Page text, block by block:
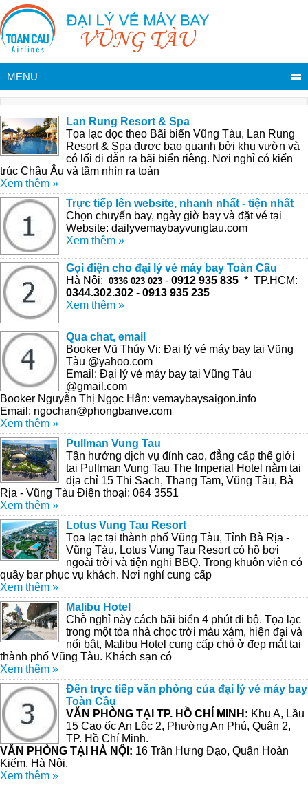
MENU
Lan Rung Resort & Spa
Tọa lạc dọc theo Bãi biển Vũng Tàu, Lan Rung
Resort & Spa được bao quanh bởi khu vườn và
có lối đi dẫn ra bãi biển riêng. Nơi nghỉ có kiến
trúc Châu Âu và tầm nhìn ra toàn
Xem thêm »
Trực tiếp lên website, nhanh nhất - tiện nhất
Chọn chuyến bay, ngày giờ bay và đặt vé tại
Website: dailyvemaybayvungtau.com
Xem thêm »
Gọi điện cho đại lý vé máy bay Toàn Cầu
Hà Nội: 0336 023 023 - 0912 935 835 * TP.HCM:
0344.302.302 - 0913 935 235
Xem thêm »
Qua chat, email
Booker Vũ Thúy Vi: Đại lý vé máy bay tại Vũng
Tàu @yahoo.com
Email: Đại lý vé máy bay tại Vũng Tàu
@gmail.com
Booker Nguyễn Thị Ngọc Hân: vemaybaysaigon.info
Email: ngochan@phongbanve.com
Xem thêm »
Pullman Vung Tau
Tận hưởng dịch vụ đỉnh cao, đẳng cấp thế giới
tại Pullman Vung Tau The Imperial Hotel nằm tại
địa chỉ 15 Thi Sach, Thang Tam, Vũng Tàu, Bà
Rịa - Vũng Tàu Điện thoại: 064 3551
Xem thêm »
Lotus Vung Tau Resort
Tọa lạc tại thành phố Vũng Tàu, Tỉnh Bà Rịa -
Vũng Tàu, Lotus Vung Tau Resort có hồ bơi
ngoài trời và tiện nghi BBQ. Trong khuôn viên có
quầy bar phục vụ khách. Nơi nghỉ cung cấp
Xem thêm »
Malibu Hotel
Chỗ nghỉ này cách bãi biển 4 phút đi bộ. Tọa lạc
trong một tòa nhà chọc trời màu xám, hiện đại và
nổi bật, Malibu Hotel cung cấp chỗ ở đẹp mắt tại
thành phố Vũng Tàu. Khách sạn có
Xem thêm »
Đến trực tiếp văn phòng của đại lý vé máy bay
Toàn Cầu
VĂN PHÒNG TẠI TP. HỒ CHÍ MINH: Khu A, Lầu
15 Cao ốc An Lộc 2, Phường An Phú, Quận 2,
TP. Hồ Chí Minh.
VĂN PHÒNG TẠI HÀ NỘI: 16 Trần Hưng Đạo, Quận Hoàn
Kiếm, Hà Nội.
Xem thêm »